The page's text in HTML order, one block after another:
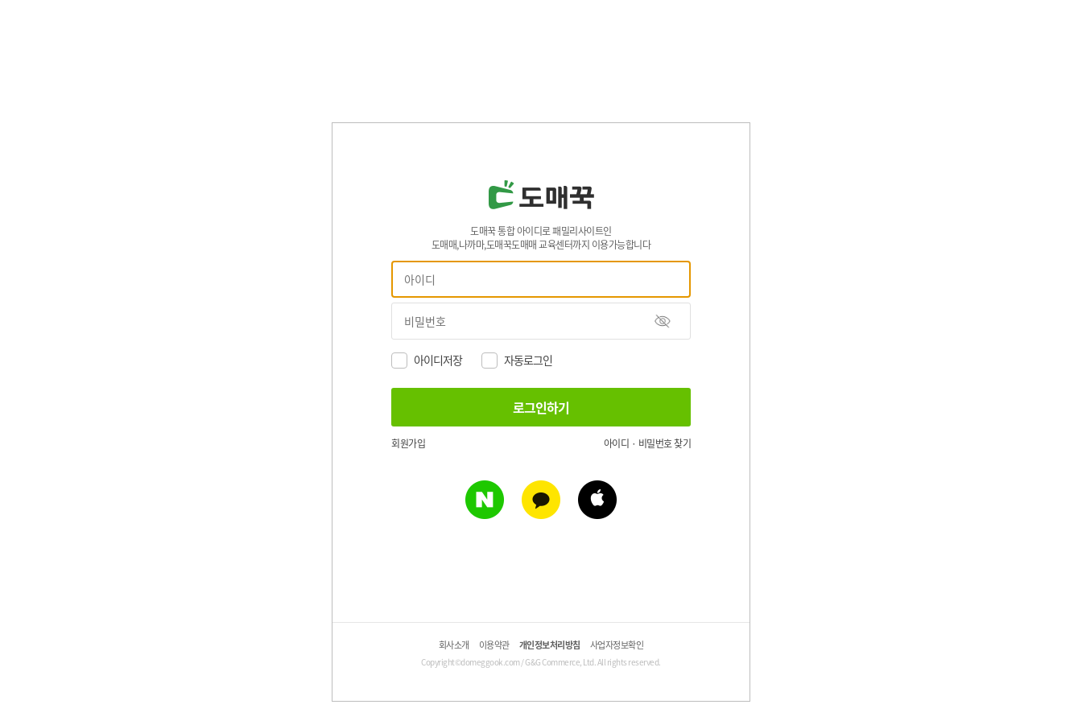
도매꾹 통합 아이디로 패밀리사이트인
도매매,나까마,도매꾹도매매 교육센터까지 이용가능합니다
아이디저장 자동로그인
회원가입 아이디 · 비밀번호 찾기
회사소개 이용약관 개인정보처리방침 사업자정보확인
Copyright©domeggook.com / G&G Commerce, Ltd. All rights reserved.